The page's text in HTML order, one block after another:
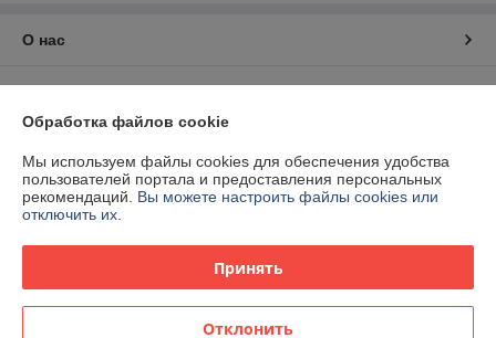
О нас
График работы
Полная версия сайта
Обработка файлов cookie
Мы используем файлы cookies для обеспечения удобства
пользователей портала и предоставления персональных
рекомендаций. Вы можете настроить файлы cookies или
отключить их.
Принять
Отклонить